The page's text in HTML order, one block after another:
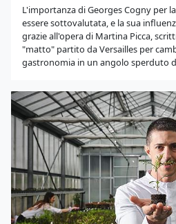
L'importanza di Georges Cogny per
essere sottovalutata, e la sua
grazie all'opera di Martina Picca,
"matto" partito da Versailles per
gastronomia in un angolo sperduto